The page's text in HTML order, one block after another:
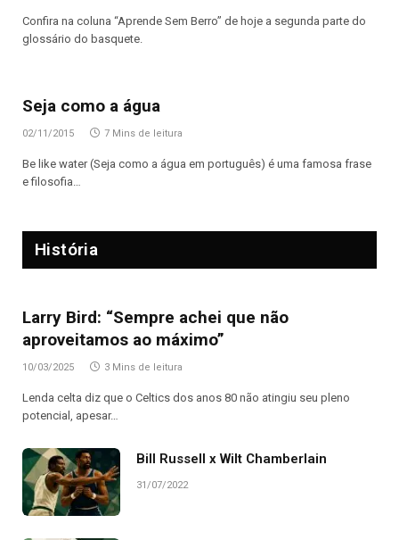
Confira na coluna “Aprende Sem Berro” de hoje a segunda parte do
glossário do basquete.
Seja como a água
02/11/2015 7 Mins de leitura
Be like water (Seja como a água em português) é uma famosa frase
e filosofia…
História
Larry Bird: “Sempre achei que não
aproveitamos ao máximo”
10/03/2025 3 Mins de leitura
Lenda celta diz que o Celtics dos anos 80 não atingiu seu pleno
potencial, apesar…
Bill Russell x Wilt Chamberlain
31/07/2022